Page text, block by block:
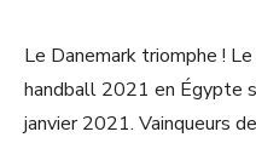
Le Danemark triomphe !
handball 2021 en Égypte
janvier 2021. Vainqueurs